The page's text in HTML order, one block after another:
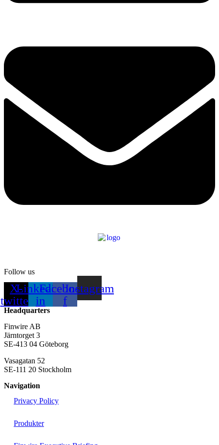
Follow us
X-
twitter
Linkedin-
in
Facebook-
f
Instagram
Headquarters
Finwire AB
Järntorget 3
SE-413 04 Göteborg
Vasagatan 52
SE-111 20 Stockholm
Navigation
Privacy Policy
Produkter